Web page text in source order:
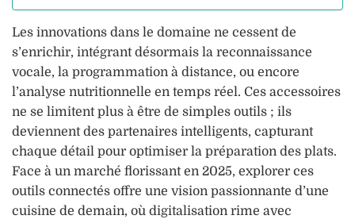
Les innovations dans le domaine ne cessent de
s’enrichir, intégrant désormais la reconnaissance
vocale, la programmation à distance, ou encore
l’analyse nutritionnelle en temps réel. Ces accessoires
ne se limitent plus à être de simples outils ; ils
deviennent des partenaires intelligents, capturant
chaque détail pour optimiser la préparation des plats.
Face à un marché florissant en 2025, explorer ces
outils connectés offre une vision passionnante d’une
cuisine de demain, où digitalisation rime avec